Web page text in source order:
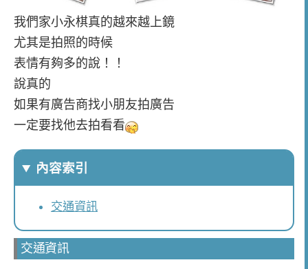
我們家小永棋真的越來越上鏡
尤其是拍照的時候
表情有夠多的說！！
說真的
如果有廣告商找小朋友拍廣告
一定要找他去拍看看
內容索引
交通資訊
交通資訊